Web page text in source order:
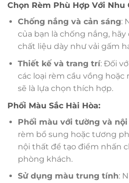
Chọn Rèm Phù Hợp Với Nhu
Chống nắng và cản sáng:
của bạn là chống nắng,
chất liệu dày như vải gấm
Thiết kế và trang trí: Đối
các loại rèm cầu vồng
sẽ là lựa chọn thích hợp.
Phối Màu Sắc Hài Hòa:
Phối màu với tường và
rèm bổ sung hoặc tương
nội thất để tạo điểm nhấn
phòng khách.
Sử dụng màu trung tính: